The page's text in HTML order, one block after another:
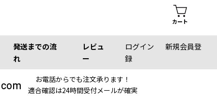
カート
発送までの流
れ
レビュ
ー
ログイン
新規会員登
録
お電話からでも注文承ります！
適合確認は24時間受付メールが確実